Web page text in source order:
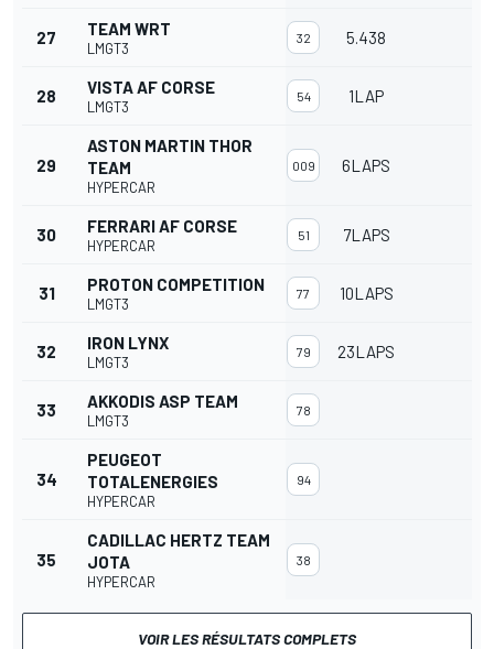
27 TEAM WRT
LMGT3
32 5.438
28 VISTA AF CORSE
LMGT3
54 1LAP
29
ASTON MARTIN THOR
TEAM
HYPERCAR
009 6LAPS
30 FERRARI AF CORSE
HYPERCAR
51 7LAPS
31 PROTON COMPETITION
LMGT3
77 10LAPS
32 IRON LYNX
LMGT3
79 23LAPS
33 AKKODIS ASP TEAM
LMGT3
78
34
PEUGEOT
TOTALENERGIES
HYPERCAR
94
35
CADILLAC HERTZ TEAM
JOTA
HYPERCAR
38
VOIR LES RÉSULTATS COMPLETS